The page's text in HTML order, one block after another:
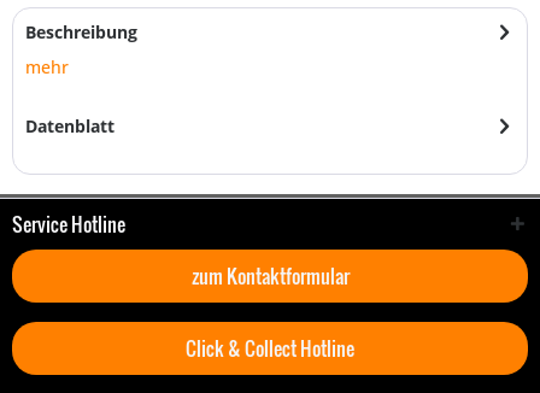
Beschreibung
mehr
Datenblatt
Service Hotline
zum Kontaktformular
Click & Collect Hotline